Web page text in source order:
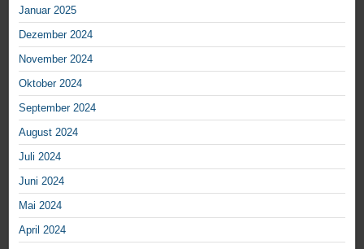
Januar 2025
Dezember 2024
November 2024
Oktober 2024
September 2024
August 2024
Juli 2024
Juni 2024
Mai 2024
April 2024